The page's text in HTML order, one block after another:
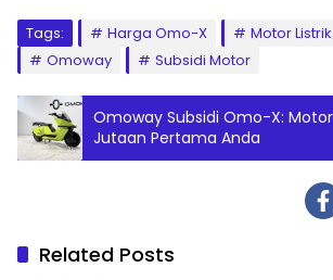
Tags: Harga Omo-X Motor Listrik
Omoway
Subsidi Motor
Omoway Subsidi Omo-X: Motor
Jutaan Pertama Anda
Related Posts